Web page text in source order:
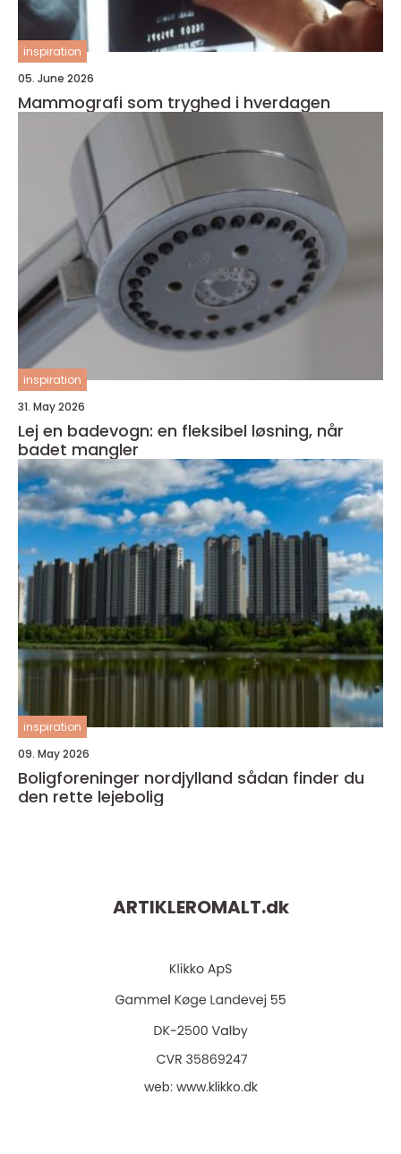
inspiration
05. June 2026
Mammografi som tryghed i hverdagen
inspiration
31. May 2026
Lej en badevogn: en fleksibel løsning, når
badet mangler
inspiration
09. May 2026
Boligforeninger nordjylland sådan finder du
den rette lejebolig
ARTIKLEROMALT.dk
web: www.klikko.dk